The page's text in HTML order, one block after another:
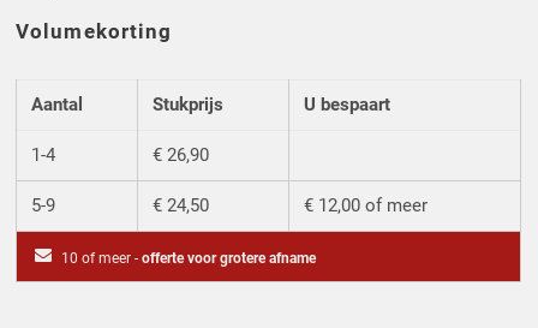
Volumekorting
Aantal Stukprijs U bespaart
1-4 € 26,90
5-9 € 24,50 € 12,00 of meer
10 of meer -offerte voor grotere afname